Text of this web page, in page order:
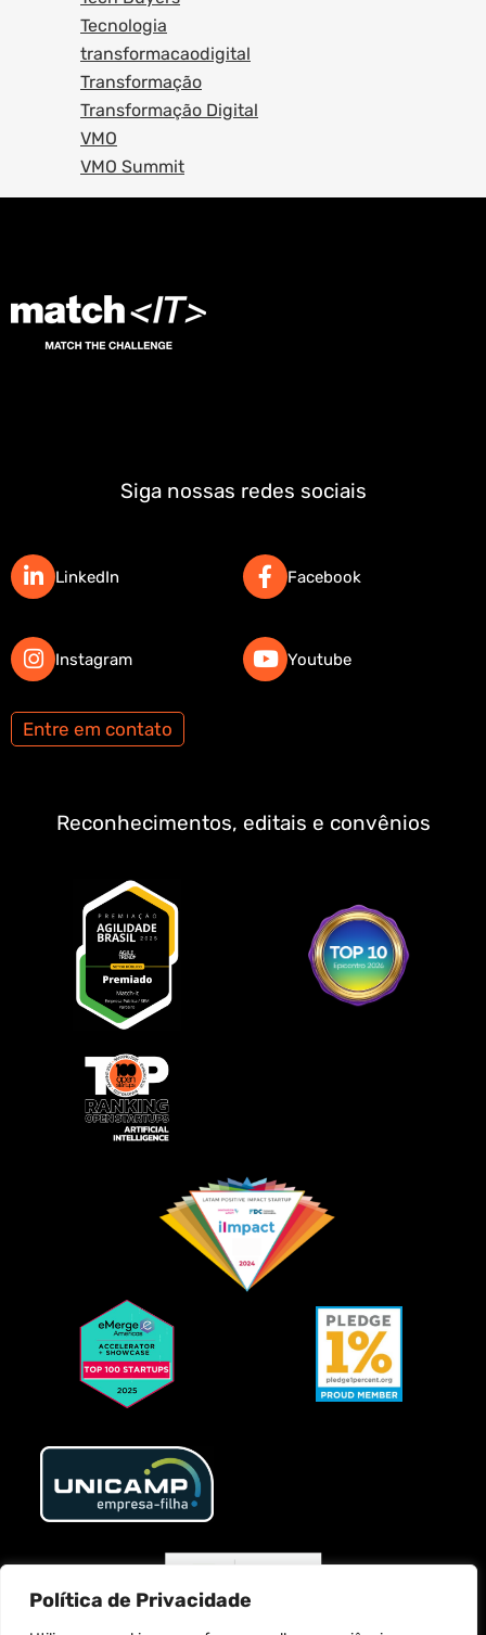
Política de Privacidade
Tecnologia
transformacaodigital
Transformação
Transformação Digital
VMO
VMO Summit
Siga nossas redes sociais
LinkedIn
Instagram
Facebook
Youtube
Entre em contato
Reconhecimentos, editais e convênios